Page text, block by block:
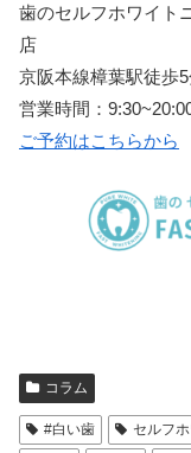
歯のセルフホワイト
店
京阪本線樟葉駅徒歩5
営業時間：
ご予約はこちらから
コラム
#白い歯 セルフ